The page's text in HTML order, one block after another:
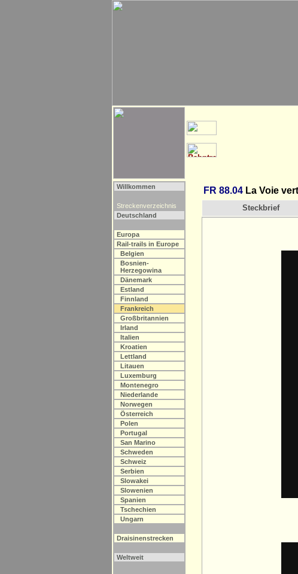
Willkommen
Streckenverzeichnis
Deutschland
Europa
Rail-trails in Europe
Belgien
Bosnien-
Herzegowina
Dänemark
Estland
Finnland
Frankreich
Großbritannien
Irland
Italien
Kroatien
Lettland
Litauen
Luxemburg
Montenegro
Niederlande
Norwegen
Österreich
Polen
Portugal
San Marino
Schweden
Schweiz
Serbien
Slowakei
Slowenien
Spanien
Tschechien
Ungarn
Draisinenstrecken
Weltweit
FR 88.04 La Voie
Steckbrief